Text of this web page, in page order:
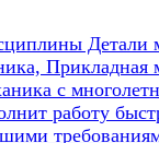
Детали
Прикладная
с
работу